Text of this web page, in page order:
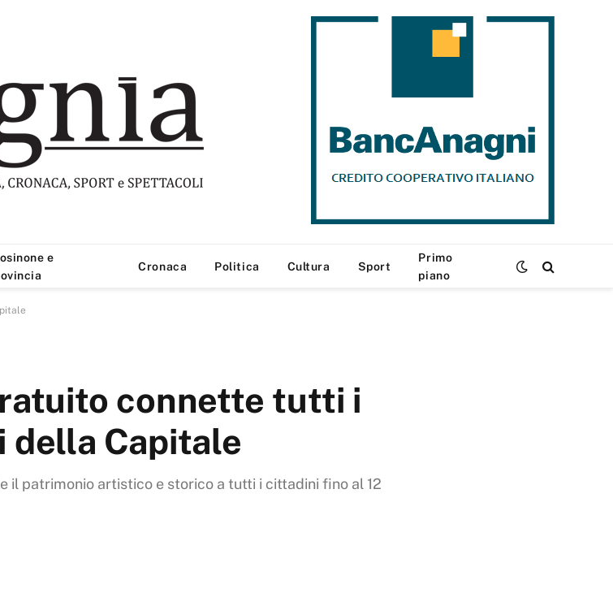
e
Cronaca Politica Cultura Sport
Primo
piano
connette tutti i
Capitale
il patrimonio artistico e storico a tutti i cittadini fino al 12